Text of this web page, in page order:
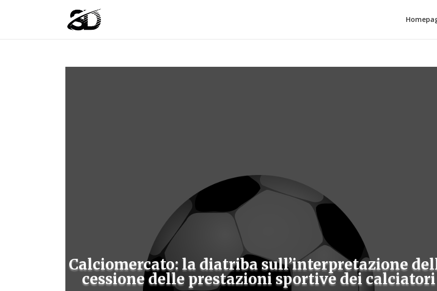
Calciomercato: la diatriba sull’interpretazione
cessione delle prestazioni sportive dei calciatori